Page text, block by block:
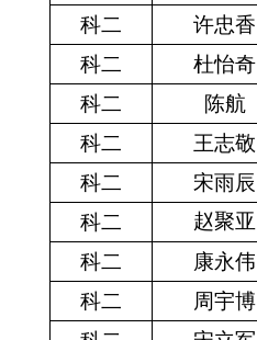
科二
许忠香
科二
杜怡奇
科二
陈航
科二
王志敬
科二
宋雨辰
科二
赵聚亚
科二
康永伟
科二
周宇博